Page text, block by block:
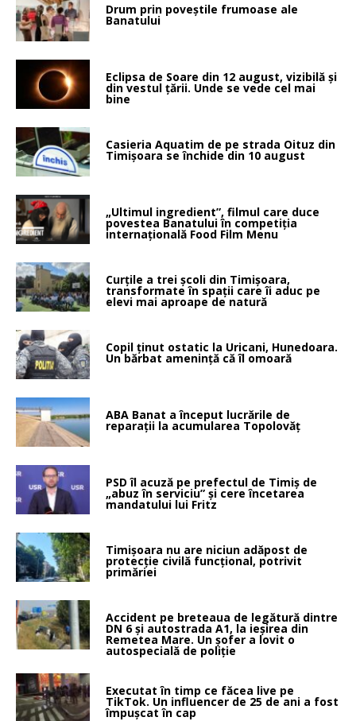
Drum prin poveştile frumoase ale
Banatului
Eclipsa de Soare din 12 august, vizibilă și
din vestul țării. Unde se vede cel mai
bine
Casieria Aquatim de pe strada Oituz din
Timișoara se închide din 10 august
„Ultimul ingredient”, filmul care duce
povestea Banatului în competiția
internațională Food Film Menu
Curțile a trei școli din Timișoara,
transformate în spații care îi aduc pe
elevi mai aproape de natură
Copil ținut ostatic la Uricani, Hunedoara.
Un bărbat amenință că îl omoară
ABA Banat a început lucrările de
reparații la acumularea Topolovăț
PSD îl acuză pe prefectul de Timiș de
„abuz în serviciu” și cere încetarea
mandatului lui Fritz
Timișoara nu are niciun adăpost de
protecție civilă funcțional, potrivit
primăriei
Accident pe breteaua de legătură dintre
DN 6 și autostrada A1, la ieșirea din
Remetea Mare. Un șofer a lovit o
autospecială de poliție
Executat în timp ce făcea live pe
TikTok. Un influencer de 25 de ani a fost
împușcat în cap